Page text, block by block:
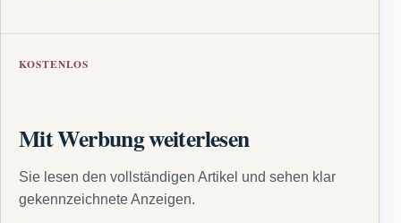
KOSTENLOS
Mit Werbung weiterlesen
Sie lesen den vollständigen Artikel und sehen klar
gekennzeichnete Anzeigen.